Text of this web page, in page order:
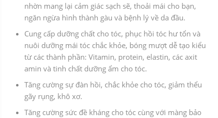
nhờn mang lại cảm giác sạch sẽ, thoải mái cho bạn,
ngăn ngừa hình thành gàu và bệnh lý về da đầu.
Cung cấp dưỡng chất cho tóc, phục hồi tóc hư tổn và
nuôi dưỡng mái tóc chắc khỏe, bóng mượt dễ tạo kiểu
từ các thành phần: Vitamin, protein, elastin, các axit
amin và tinh chất dưỡng ẩm cho tóc.
Tăng cường sự đàn hồi, chắc khỏe cho tóc, giảm thểu
gãy rụng, khô xơ.
Tăng cường sức đề kháng cho tóc cùng với màng bảo